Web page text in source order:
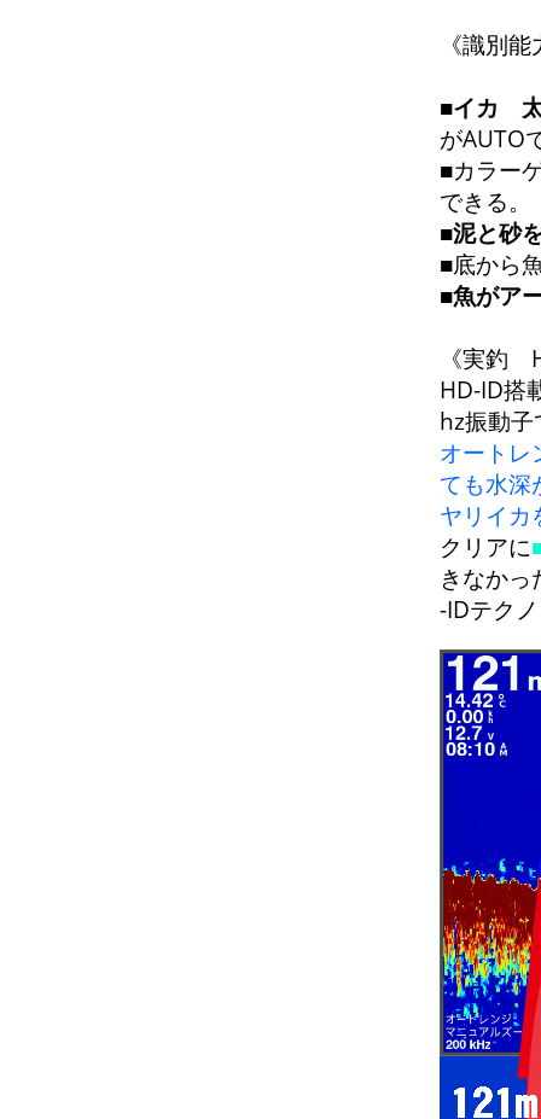
《識別
■イカ 太
がAUTO
■カラー
できる。
■泥と砂
■底から
■魚がア
《実釣
HD-ID
hz振動
オート
ても水深
ヤリイカ
クリアに
きなか
-IDテク